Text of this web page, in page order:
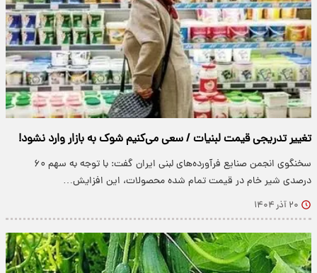
تغییر تدریجی قیمت لبنیات / سعی می‌کنیم شوک به بازار وارد نشود!
سخنگوی انجمن صنایع فرآورده‌های لبنی ایران گفت: با توجه به سهم ۶۰
درصدی شیر خام در قیمت تمام شده محصولات، این افزایش…
۲۰ آذر ۱۴۰۴